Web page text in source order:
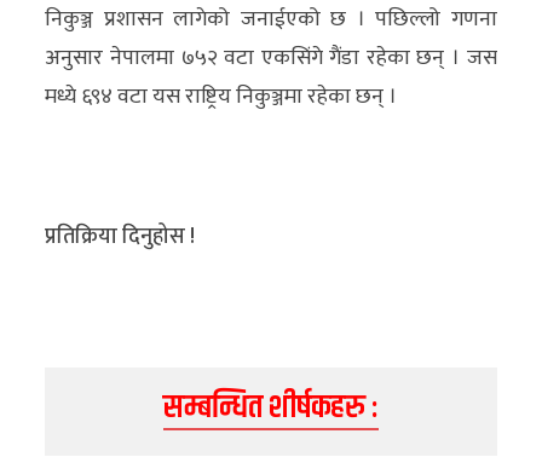
निकुञ्ज प्रशासन लागेको जनाईएको छ । पछिल्लो गणना
अनुसार नेपालमा ७५२ वटा एकसिंगे गैंडा रहेका छन् । जस
मध्ये ६९४ वटा यस राष्ट्रिय निकुञ्जमा रहेका छन् ।
प्रतिक्रिया दिनुहोस !
सम्बन्धित शीर्षकहरु :